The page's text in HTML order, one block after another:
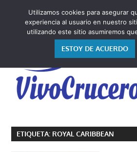
contenido
cruceros
ETIQUETA: ROYAL CARIBBEAN
Utilizamos cookies para asegurar
experiencia al usuario en nuestro
utilizando este sitio asumiremos
ESTOY DE ACUERDO